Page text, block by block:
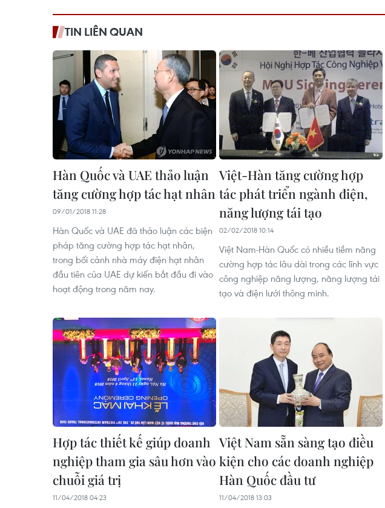
TIN LIÊN QUAN
Hàn Quốc và UAE thảo luận
tăng cường hợp tác hạt nhân
09/01/2018 11:28
Hàn Quốc và UAE đã thảo luận các biện
pháp tăng cường hợp tác hạt nhân,
trong bối cảnh nhà máy điện hạt nhân
đầu tiên của UAE dự kiến bắt đầu đi vào
hoạt động trong năm nay.
Việt-Hàn tăng cường hợp
tác phát triển ngành điện,
năng lượng tái tạo
02/02/2018 10:14
Việt Nam-Hàn Quốc có nhiều tiềm năng
cường hợp tác lâu dài trong các lĩnh vực
công nghiệp năng lượng, năng lượng tái
tạo và điện lưới thông minh.
Hợp tác thiết kế giúp doanh
nghiệp tham gia sâu hơn vào
chuỗi giá trị
11/04/2018 04:23
Việt Nam sẵn sàng tạo điều
kiện cho các doanh nghiệp
Hàn Quốc đầu tư
11/04/2018 13:03